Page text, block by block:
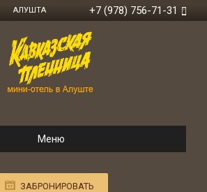
АЛУШТА +7 (978) 756-71-31
Меню
ЗАБРОНИРОВАТЬ